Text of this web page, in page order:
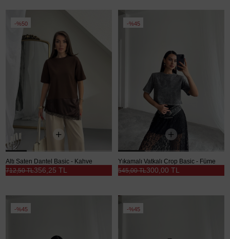
%50
Altı Saten Dantel Basic - Kahve
356,25 TL
712,50 TL
%45
Yıkamalı Vatkalı Crop Basic - Füme
300,00 TL
545,00 TL
%45 %45